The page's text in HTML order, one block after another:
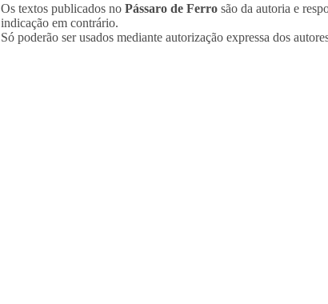
Os textos publicados no Pássaro de Ferro são da autoria e
indicação em contrário.
Só poderão ser usados mediante autorização expressa dos